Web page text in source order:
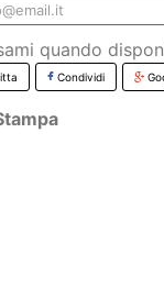
quando
Condividi